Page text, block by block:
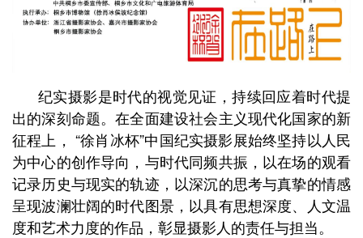
纪实摄影是时代的视觉见证，持续回应着时代提
出的深刻命题。在全面建设社会主义现代化国家的新
征程上， “徐肖冰杯”中国纪实摄影展始终坚持以人民
为中心的创作导向，与时代同频共振，以在场的观看
记录历史与现实的轨迹，以深沉的思考与真挚的情感
呈现波澜壮阔的时代图景，以具有思想深度、人文温
度和艺术力度的作品，彰显摄影人的责任与担当。